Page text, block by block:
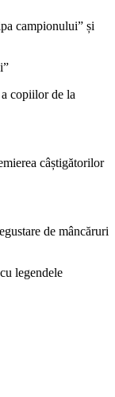
campionului” și
copiilor de la
câștigătorilor
de mâncăruri
legendele